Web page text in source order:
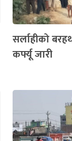
सर्लाहीको
कर्फ्यू जारी